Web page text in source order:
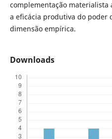
complementação materialista
a eficácia produtiva do poder
dimensão empírica.
Downloads